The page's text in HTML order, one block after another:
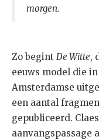
morgen.
Zo begint De Witte,
eeuws model die
Amsterdamse
een aantal
gepubliceerd.
aanvangspassage